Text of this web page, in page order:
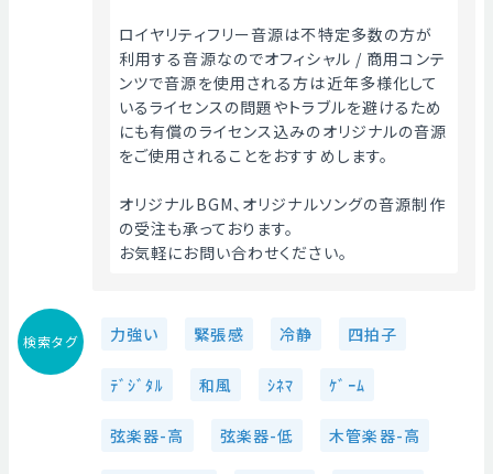
ロイヤリティフリー音源は不特定多数の方が
利用する音源なのでオフィシャル / 商用コンテ
ンツで音源を使用される方は近年多様化して
いるライセンスの問題やトラブルを避けるため
にも有償のライセンス込みのオリジナルの音源
をご使用されることをおすすめします。
オリジナルBGM、オリジナルソングの音源制作
の受注も承っております。
お気軽にお問い合わせください。
検索タグ 力強い 緊張感 冷静 四拍子
ﾃﾞｼﾞﾀﾙ 和風 ｼﾈﾏ ｹﾞｰﾑ
弦楽器-高 弦楽器-低 木管楽器-高